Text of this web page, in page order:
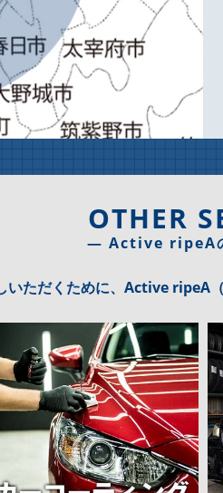
OTHER
― Active ripeA
いただくために、Active ripeA